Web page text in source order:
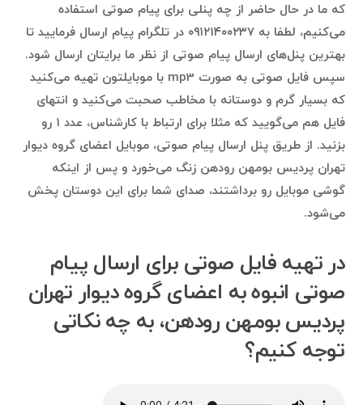
که ما در حال حاضر از چه پنلی برای پیام صوتی استفاده
می‌کنیم، لطفا به ۰۹۱۲۱۴۰۰۲۳۷ در تلگرام پیام ارسال فرمایید تا
بهترین پنل‌های ارسال پیام صوتی از نظر ما برایتان ارسال شود.
سپس فایل صوتی به صورت mp3 با موبایلتون تهیه می‌کنید
که بسیار گرم و دوستانه با مخاطب صحبت می‌کنید و انتهای
فایل هم می‌گویید که مثلا برای ارتباط با کارشناس، عدد ۱ رو
بزنید. از طریق پنل ارسال پیام صوتی، موبایل اعضای گروه دیوار
تهران پردیس بومهن رودهن زنگ می‌خورد و پس از اینکه
گوشی موبایل رو برداشتند، صدای شما برای این دوستان پخش
می‌شود.
در تهیه فایل صوتی برای ارسال پیام
صوتی انبوه به اعضای گروه دیوار تهران
پردیس بومهن رودهن، به چه نکاتی
توجه کنیم؟